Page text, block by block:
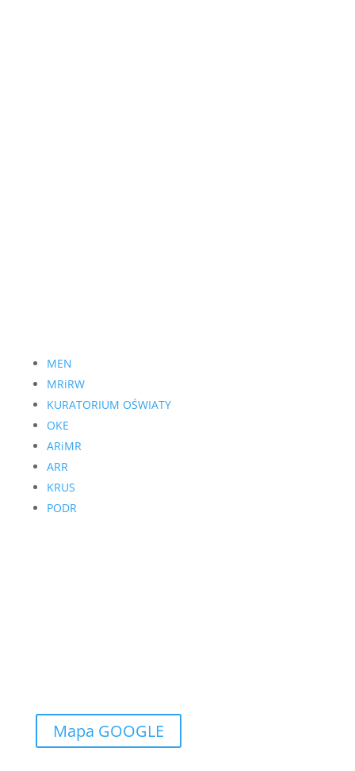
MEN
MRiRW
KURATORIUM OŚWIATY
OKE
ARiMR
ARR
KRUS
PODR
Mapa GOOGLE